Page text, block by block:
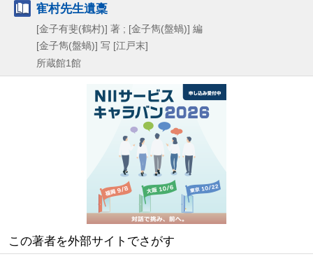
寉村先生遺稾
[金子有斐(鶴村)] 著 ; [金子雋(盤蝸)] 編
[金子雋(盤蝸)] 写 [江戸末]
所蔵館1館
この著者を外部サイトでさがす